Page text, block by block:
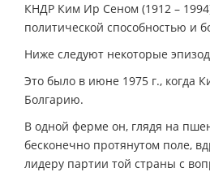
КНДР Ким Ир Сеном (1912 –
политической способностью и
Ниже следуют некоторые
Это было в июне 1975 г., когда
Болгарию.
В одной ферме он, глядя на
бесконечно протянутом поле,
лидеру партии той страны с